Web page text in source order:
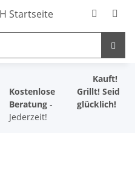
Kostenlose
Beratung -
Jederzeit!
Kauft!
Grillt! Seid
glücklich!